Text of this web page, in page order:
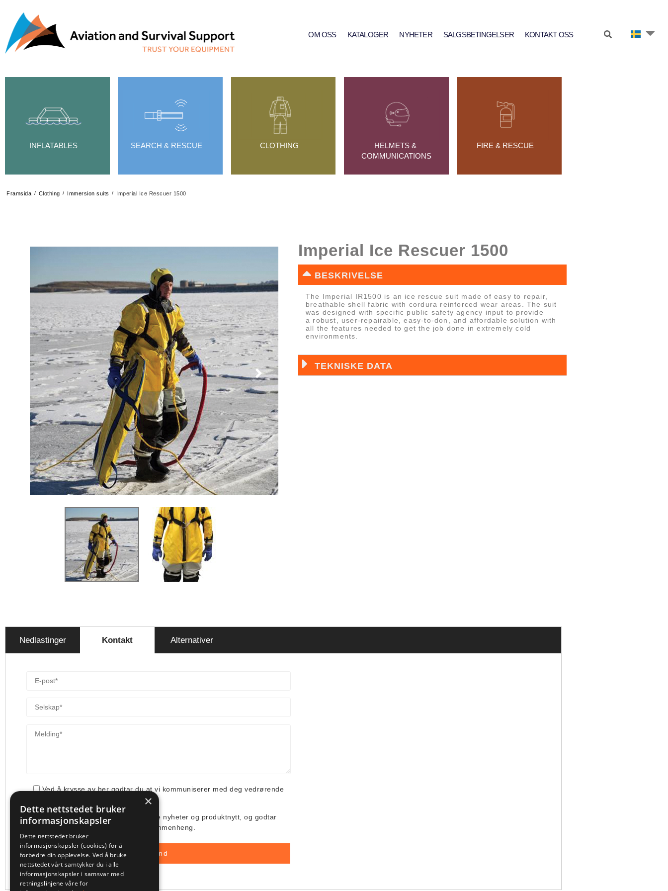
OM OSS KATALOGER NYHETER SALGSBETINGELSER KONTAKT OSS
INFLATABLES SEARCH & RESCUE CLOTHING
HELMETS &
COMMUNICATIONS
FIRE & RESCUE
Framsida / Clothing / Immersion suits / Imperial Ice Rescuer 1500
Imperial Ice Rescuer 1500
BESKRIVELSE
The Imperial IR1500 is an ice rescue suit made of easy to repair,
breathable shell fabric with cordura reinforced wear areas. The suit
was designed with specific public safety agency input to provide
a robust, user-repairable, easy-to-don, and affordable solution with
all the features needed to get the job done in extremely cold
environments.
TEKNISKE DATA
Nedlastinger Kontakt Alternativer
Ved å krysse av her godtar du at vi kommuniserer med deg vedrørende
Jeg ønsker å få tilsendt deres siste nyheter og produktnytt, og godtar
deres bruk av min e-post i denne sammenheng.
×
Dette nettstedet bruker
informasjonskapsler
Dette nettstedet bruker
informasjonskapsler (cookies) for å
forbedre din opplevelse. Ved å bruke
nettstedet vårt samtykker du i alle
informasjonskapsler i samsvar med
retningslinjene våre for